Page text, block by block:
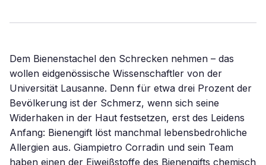
Dem Bienenstachel den Schrecken nehmen – das
wollen eidgenössische Wissenschaftler von der
Universität Lausanne. Denn für etwa drei Prozent der
Bevölkerung ist der Schmerz, wenn sich seine
Widerhaken in der Haut festsetzen, erst des Leidens
Anfang: Bienengift löst manchmal lebensbedrohliche
Allergien aus. Giampietro Corradin und sein Team
haben einen der Eiweißstoffe des Bienengifts chemisch